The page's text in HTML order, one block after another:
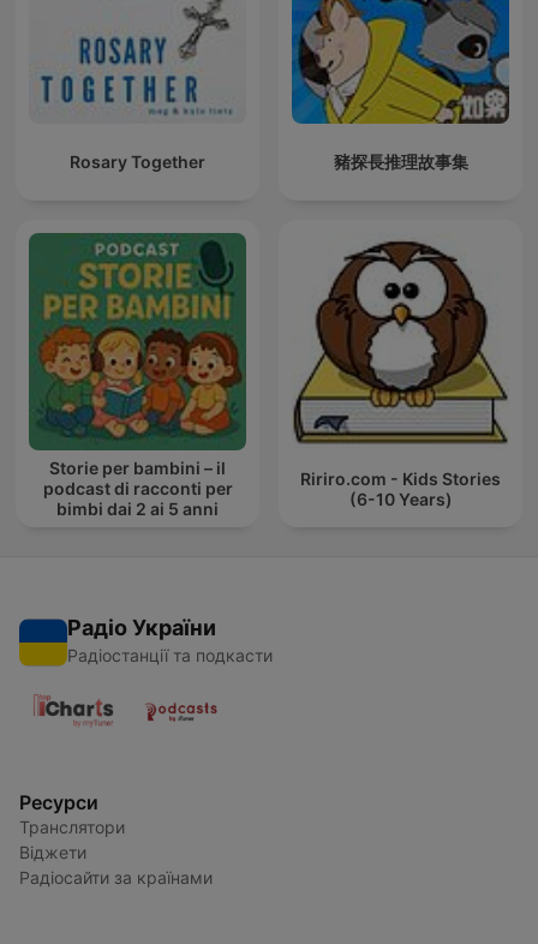
Rosary Together 豬探長推理故事集
Storie per bambini – il
podcast di racconti per
bimbi dai 2 ai 5 anni
Ririro.com - Kids Stories
(6-10 Years)
Радіо України
Радіостанції та подкасти
Ресурси
Транслятори
Віджети
Радіосайти за країнами